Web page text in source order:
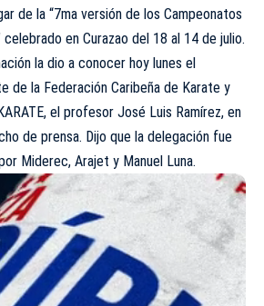
de la “7ma versión de los Campeonatos
celebrado en Curazao del 18 al 14 de julio.
la dio a conocer hoy lunes el
de la Federación Caribeña de Karate y
el profesor José Luis Ramírez, en
de prensa. Dijo que la delegación fue
Miderec, Arajet y Manuel Luna.